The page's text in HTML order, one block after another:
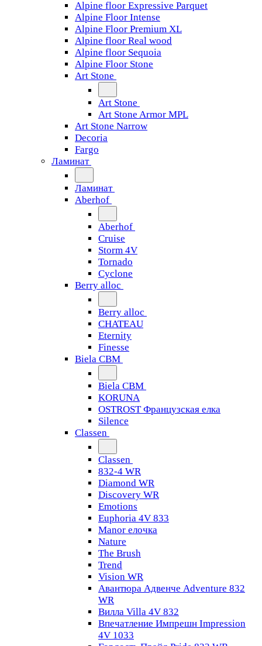
Alpine floor Expressive Parquet
Alpine Floor Intense
Alpine Floor Premium XL
Alpine floor Real wood
Alpine floor Sequoia
Alpine Floor Stone
Art Stone
Art Stone
Art Stone Armor MPL
Art Stone Narrow
Decoria
Fargo
Ламинат
Ламинат
Aberhof
Aberhof
Cruise
Storm 4V
Tornado
Сyclone
Berry alloc
Berry alloc
CHATEAU
Eternity
Finesse
Biela CBM
Biela CBM
KORUNA
OSTROST Французская елка
Silence
Classen
Classen
832-4 WR
Diamond WR
Discovery WR
Emotions
Euphoria 4V 833
Manor елочка
Nature
The Brush
Trend
Vision WR
Авантюра Адвенче Adventure 832
WR
Вилла Villa 4V 832
Впечатление Импрешн Impression
4V 1033